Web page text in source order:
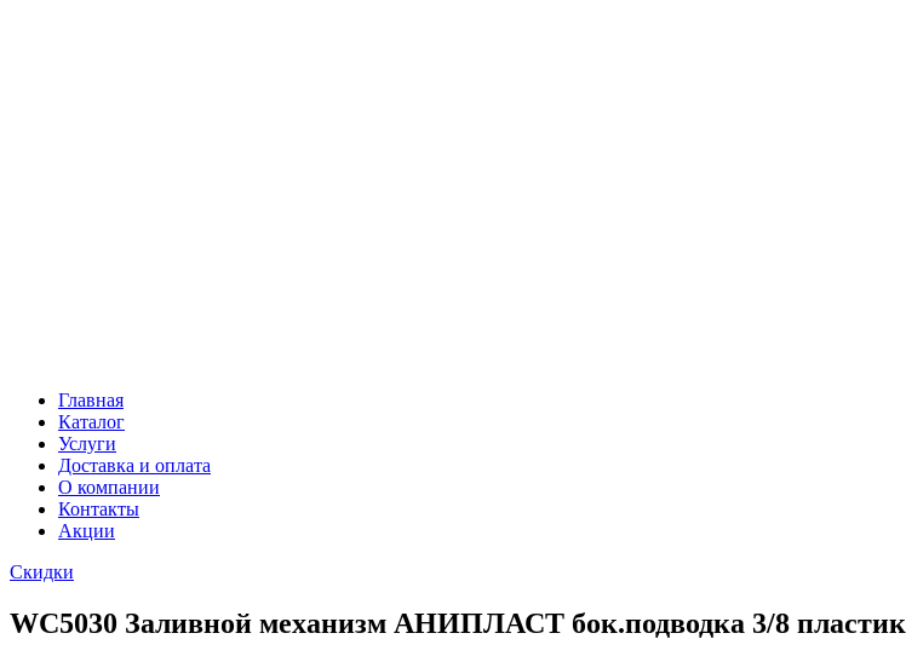
Главная
Каталог
Услуги
Доставка и оплата
О компании
Контакты
Акции
Скидки
WC5030 Заливной механизм АНИПЛАСТ бок.подводка 3/8 пластик